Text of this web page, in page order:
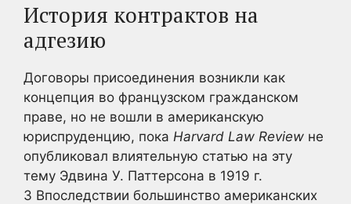
История контрактов на
адгезию
Договоры присоединения возникли как
концепция во французском гражданском
праве, но не вошли в американскую
юриспруденцию, пока Harvard Law Review не
опубликовал влиятельную статью на эту
тему Эдвина У. Паттерсона в 1919 г.
3 Впоследствии большинство американских